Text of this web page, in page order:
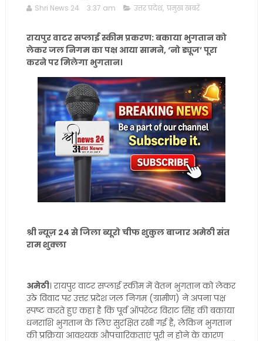
Shri News 24 3:37 am उत्तर प्रदेश, प्रमुख खबरें
रायपुर वाटर सप्लाई स्कीम प्रकरण: बकाया भुगतान को
लेकर जल निगम का पक्ष आया सामने, ‘नो ड्यूज’ पूरा
करने पर मिलेगा भुगतान।
श्री न्यूज़ 24 से जिला ब्यूरो चीफ शुकुल बाजार अमेठी संत
राम शुक्ला
अमेठी। रायपुर वाटर सप्लाई स्कीम में वेतन भुगतान को लेकर
उठे विवाद पर उत्तर प्रदेश जल निगम (ग्रामीण) ने अपना पक्ष
स्पष्ट करते हुए कहा है कि पूर्व ऑपरेटर विराट सिंह की बकाया
धनराशि भुगतान के लिए सुरक्षित रखी गई है, लेकिन भुगतान
की प्रक्रिया आवश्यक औपचारिकताएं पूरी न होने के कारण